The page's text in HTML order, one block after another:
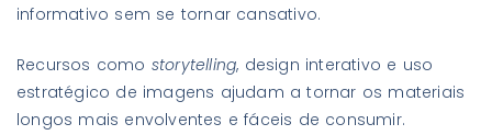
informativo sem se tornar cansativo.
Recursos como storytelling, design interativo e uso
estratégico de imagens ajudam a tornar os materiais
longos mais envolventes e fáceis de consumir.